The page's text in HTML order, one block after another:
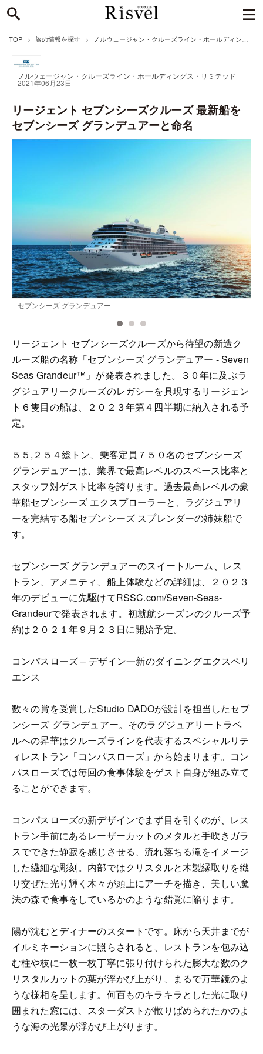
TOP 旅の情報を探す ノルウェージャン・クルーズライン・ホールディングス・リミテッドのニュース
ノルウェージャン・クルーズライン・ホールディングス・リミテッド
2021年06月23日
リージェント セブンシーズクルーズ 最新船を
セブンシーズ グランデュアーと命名
セブンシーズ グランデュアー
リージェント セブンシーズクルーズから待望の新造ク
ルーズ船の名称「セブンシーズ グランデュアー - Seven
Seas Grandeur™」が発表されました。３０年に及ぶラ
グジュアリークルーズのレガシーを具現するリージェン
ト６隻目の船は、２０２３年第４四半期に納入される予
定。
５５,２５４総トン、乗客定員７５０名のセブンシーズ
グランデュアーは、業界で最高レベルのスペース比率と
スタッフ対ゲスト比率を誇ります。過去最高レベルの豪
華船セブンシーズ エクスプローラーと、ラグジュアリ
ーを完結する船セブンシーズ スプレンダーの姉妹船で
す。
セブンシーズ グランデュアーのスイートルーム、レス
トラン、アメニティ、船上体験などの詳細は、２０２３
年のデビューに先駆けてRSSC.com/Seven-Seas-
Grandeurで発表されます。初就航シーズンのクルーズ予
約は２０２１年９月２３日に開始予定。
コンパスローズ – デザイン一新のダイニングエクスペリ
エンス
数々の賞を受賞したStudio DADOが設計を担当したセブ
ンシーズ グランデュアー。そのラグジュアリートラベ
ルへの昇華はクルーズラインを代表するスペシャルリテ
ィレストラン「コンパスローズ」から始まります。コン
パスローズでは毎回の食事体験をゲスト自身が組み立て
ることができます。
コンパスローズの新デザインでまず目を引くのが、レス
トラン手前にあるレーザーカットのメタルと手吹きガラ
スでできた静寂を感じさせる、流れ落ちる滝をイメージ
した繊細な彫刻。内部ではクリスタルと木製縁取りを織
り交ぜた光り輝く木々が頭上にアーチを描き、美しい魔
法の森で食事をしているかのような錯覚に陥ります。
陽が沈むとディナーのスタートです。床から天井までが
イルミネーションに照らされると、レストランを包み込
む柱や枝に一枚一枚丁寧に張り付けられた膨大な数のク
リスタルカットの葉が浮かび上がり、まるで万華鏡のよ
うな様相を呈します。何百ものキラキラとした光に取り
囲まれた窓には、スターダストが散りばめられたかのよ
うな海の光景が浮かび上がります。